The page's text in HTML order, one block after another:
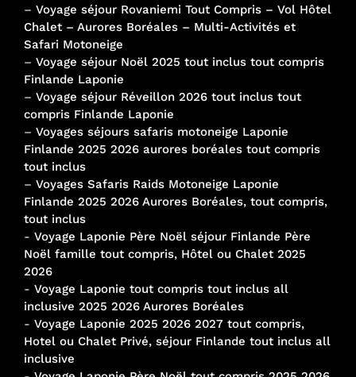
– Voyage séjour Rovaniemi Tout Compris – Vol Hôtel
Chalet – Aurores Boréales – Multi-Activités et
Safari Motoneige
– Voyage séjour Noël 2025 tout inclus tout compris
Finlande Laponie
– Voyage séjour Réveillon 2026 tout inclus tout
compris Finlande Laponie
– Voyages séjours safaris motoneige Laponie
Finlande 2025 2026 aurores boréales tout compris
tout inclus
– Voyages Safaris Raids Motoneige Laponie
Finlande 2025 2026 Aurores Boréales, tout compris,
tout inclus
- Voyage Laponie Père Noël séjour Finlande Père
Noël famille tout compris, Hôtel ou Chalet 2025
2026
- Voyage Laponie tout compris tout inclus all
inclusive 2025 2026 Aurores Boréales
- Voyage Laponie 2025 2026 2027 tout compris,
Hotel ou Chalet Privé, séjour Finlande tout inclus all
inclusive